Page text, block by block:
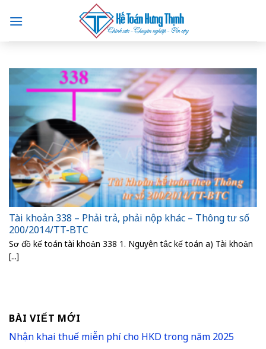
content
Tài khoản 338 – Phải trả, phải nộp khác – Thông tư số
200/2014/TT-BTC
Sơ đồ kế toán tài khoản 338 1. Nguyên tắc kế toán a) Tài khoản
[...]
BÀI VIẾT MỚI
Nhận khai thuế miễn phí cho HKD trong năm 2025